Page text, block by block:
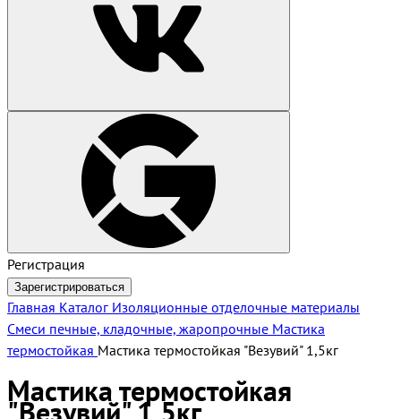
Регистрация
Зарегистрироваться
Главная Каталог Изоляционные отделочные материалы
Смеси печные, кладочные, жаропрочные Мастика
термостойкая Мастика термостойкая "Везувий" 1,5кг
Мастика термостойкая